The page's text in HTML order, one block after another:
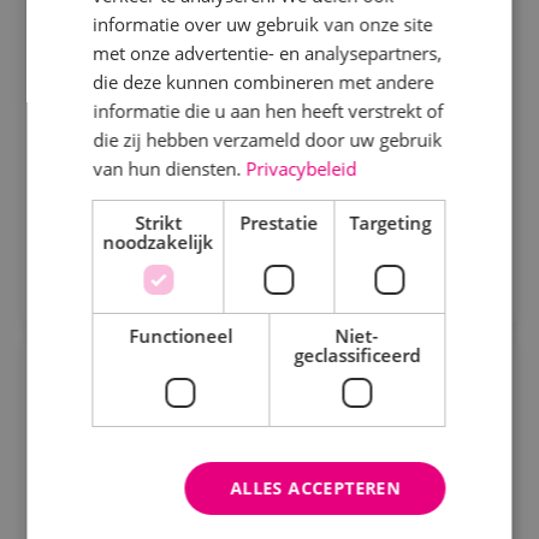
Beveiligingstechniek
Elektrotechniek
Energietechniek
Staf
Uren
Fulltime
Parttime
MBO
Sprundel
Leid kortlopende utiliteitsprojecten van A tot Z,
Bij BINK krijg je de vrijheid, verantwoordelijkheid
Bekijk vacature
Direct solliciteren
Servicemonteur elektrotechniek
informatie over uw gebruik van onze site
met onze advertentie- en analysepartners,
die deze kunnen combineren met andere
informatie die u aan hen heeft verstrekt of
die zij hebben verzameld door uw gebruik
van hun diensten. Privacybeleid
Strikt
noodzakelijk
Prestatie Targeting
Functioneel
Niet-
geclassificeerd
ALLES ACCEPTEREN